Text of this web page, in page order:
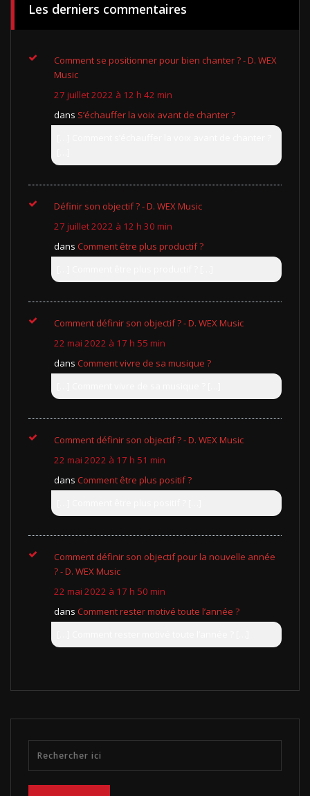
Les derniers commentaires
Comment se positionner pour bien chanter ? - D. WEX
Music
27 juillet 2022 à 12 h 42 min
dans S’échauffer la voix avant de chanter ?
Définir son objectif ? - D. WEX Music
27 juillet 2022 à 12 h 30 min
dans Comment être plus productif ?
Comment définir son objectif ? - D. WEX Music
22 mai 2022 à 17 h 55 min
dans Comment vivre de sa musique ?
Comment définir son objectif ? - D. WEX Music
22 mai 2022 à 17 h 51 min
dans Comment être plus positif ?
Comment définir son objectif pour la nouvelle année
? - D. WEX Music
22 mai 2022 à 17 h 50 min
dans Comment rester motivé toute l’année ?